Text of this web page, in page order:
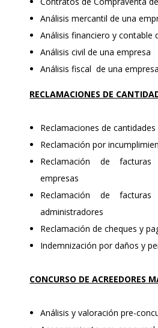
Análisis mercantil de una
Análisis financiero y contable
Análisis civil de una empresa
Análisis fiscal de una empresa
RECLAMACIONES DE
Reclamaciones de
Reclamación por
Reclamación de
empresas
Reclamación de
administradores
Reclamación de cheques y
Indemnización por daños y
CONCURSO DE ACREEDORES
Análisis y valoración pre-